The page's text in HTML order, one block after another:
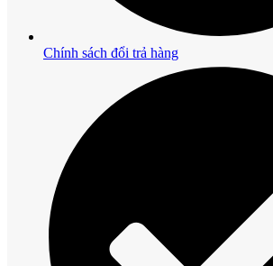
Chính sách đổi trả hàng